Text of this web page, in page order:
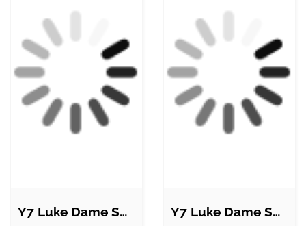
Y7 Luke Dame Sweatshirt - Aquamarine - M Y7 Luke Dame Sweatshirt - Sort - S